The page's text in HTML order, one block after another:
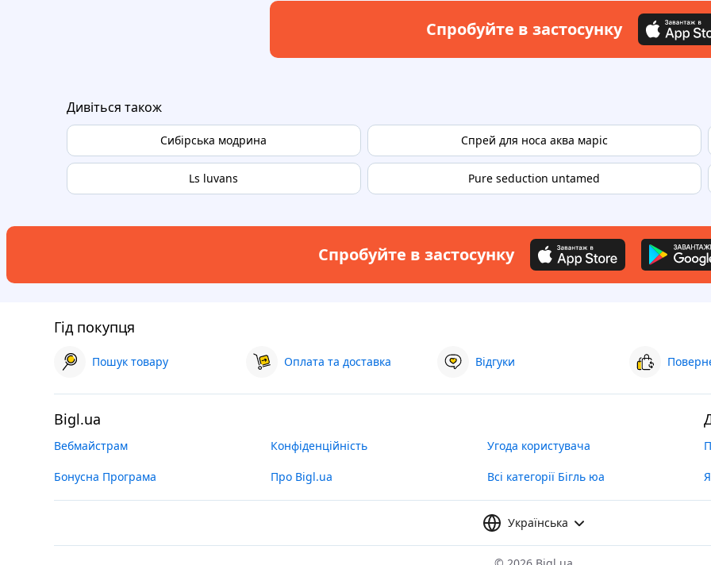
Спробуйте в застосунку
Дивіться також
Сибірська модрина
Ls luvans
Спрей для носа аква маріс
Pure seduction untamed
Спробуйте в застосунку
Гід покупця
Пошук товару Оплата та доставка Відгуки
Bigl.ua
Вебмайстрам Конфіденційність Угода користувача
Бонусна Програма Про Bigl.ua Всі категорії Бігль юа
Українська